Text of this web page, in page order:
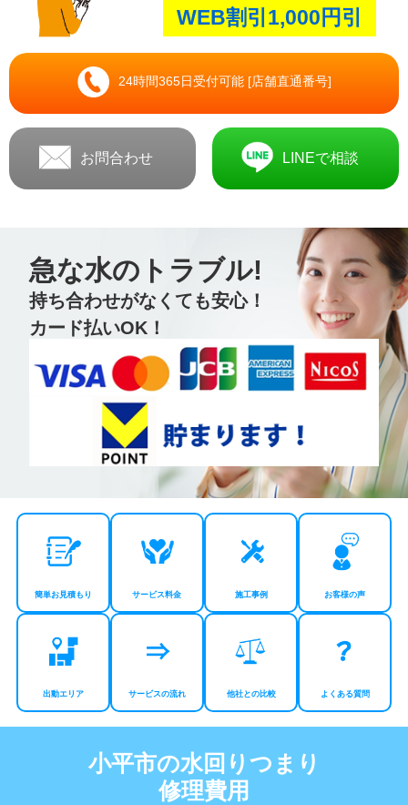
WEB割引1,000円引
24時間365日受付可能 [店舗直通番号]
お問合わせ LINEで相談
急な水のトラブル!
持ち合わせがなくても安心！
カード払いOK！
簡単お見積もり サービス料金 施工事例 お客様の声
出動エリア サービスの流れ 他社との比較 よくある質問
小平市の水回りつまり
修理費用